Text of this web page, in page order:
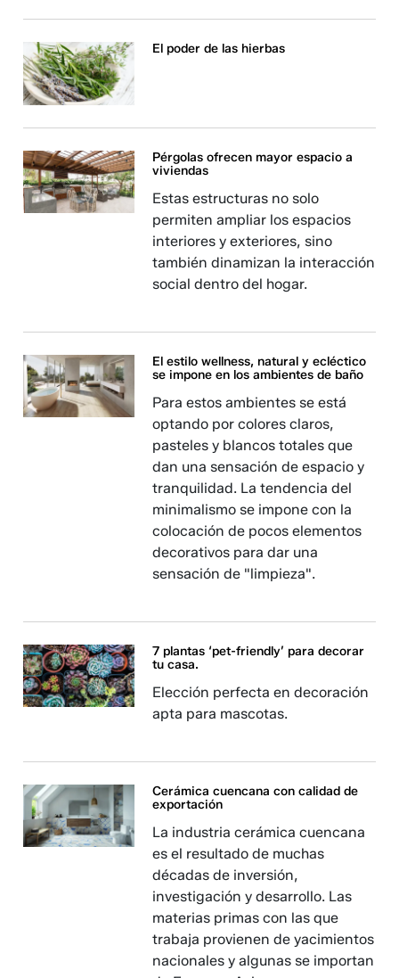
El poder de las hierbas
Pérgolas ofrecen mayor espacio a
viviendas
Estas estructuras no solo
permiten ampliar los espacios
interiores y exteriores, sino
también dinamizan la interacción
social dentro del hogar.
El estilo wellness, natural y ecléctico
se impone en los ambientes de baño
Para estos ambientes se está
optando por colores claros,
pasteles y blancos totales que
dan una sensación de espacio y
tranquilidad. La tendencia del
minimalismo se impone con la
colocación de pocos elementos
decorativos para dar una
sensación de "limpieza".
7 plantas ‘pet-friendly’ para decorar
tu casa.
Elección perfecta en decoración
apta para mascotas.
Cerámica cuencana con calidad de
exportación
La industria cerámica cuencana
es el resultado de muchas
décadas de inversión,
investigación y desarrollo. Las
materias primas con las que
trabaja provienen de yacimientos
nacionales y algunas se importan